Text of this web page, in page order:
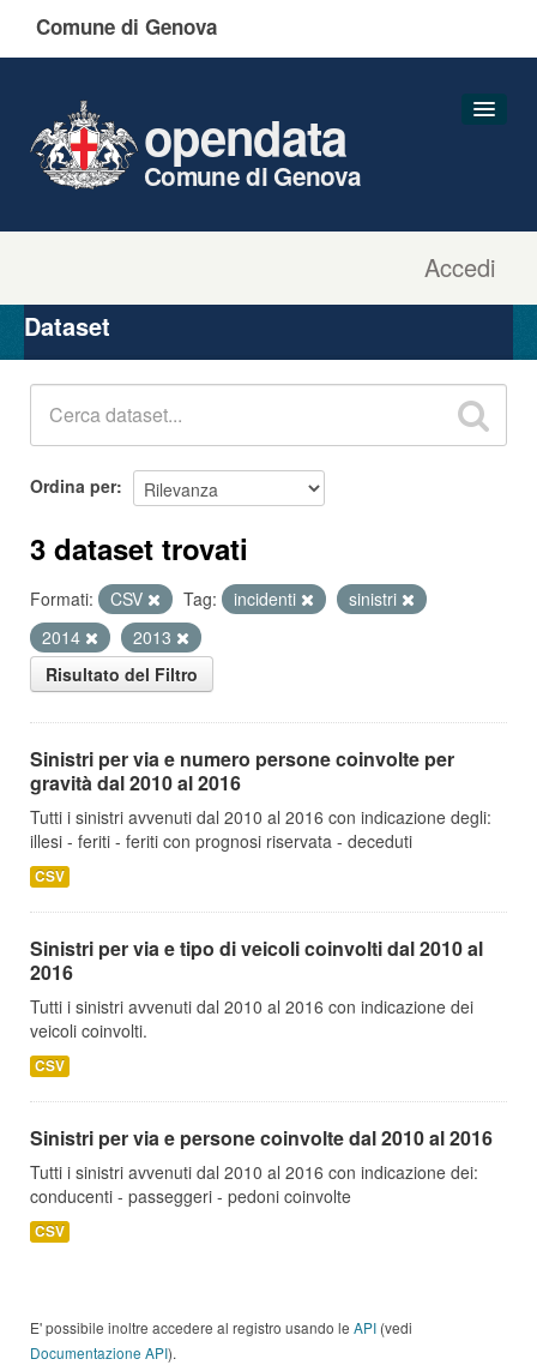
Comune di Genova
Accedi
opendata
Comune di Genova
Organizzazioni
Gruppi
Dataset
Ordina per
3 dataset trovati
Formati: CSV Tag: incidenti
sinistri
2014
2013
Risultato del Filtro
Sinistri per via e numero persone coinvolte per
gravità dal 2010 al 2016
Tutti i sinistri avvenuti dal 2010 al 2016 con indicazione degli:
illesi - feriti - feriti con prognosi riservata - deceduti
CSV
Sinistri per via e tipo di veicoli coinvolti dal 2010 al
2016
Tutti i sinistri avvenuti dal 2010 al 2016 con indicazione dei
veicoli coinvolti.
CSV
Sinistri per via e persone coinvolte dal 2010 al 2016
Tutti i sinistri avvenuti dal 2010 al 2016 con indicazione dei:
conducenti - passeggeri - pedoni coinvolte
CSV
E' possibile inoltre accedere al registro usando le API (vedi
Documentazione API).